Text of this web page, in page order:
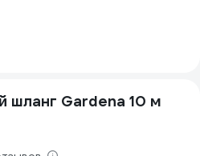
шланг Gardena 10 м